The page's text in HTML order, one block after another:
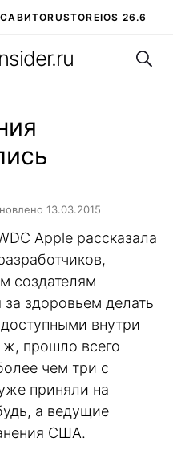
АВИТОRUSTOREIOS 26.6
ЧАТ В ROBLOX
13.03.2015
Apple рассказала
создателям
за здоровьем делать
внутри
прошло всего
чем три с
приняли на
а ведущие
США.